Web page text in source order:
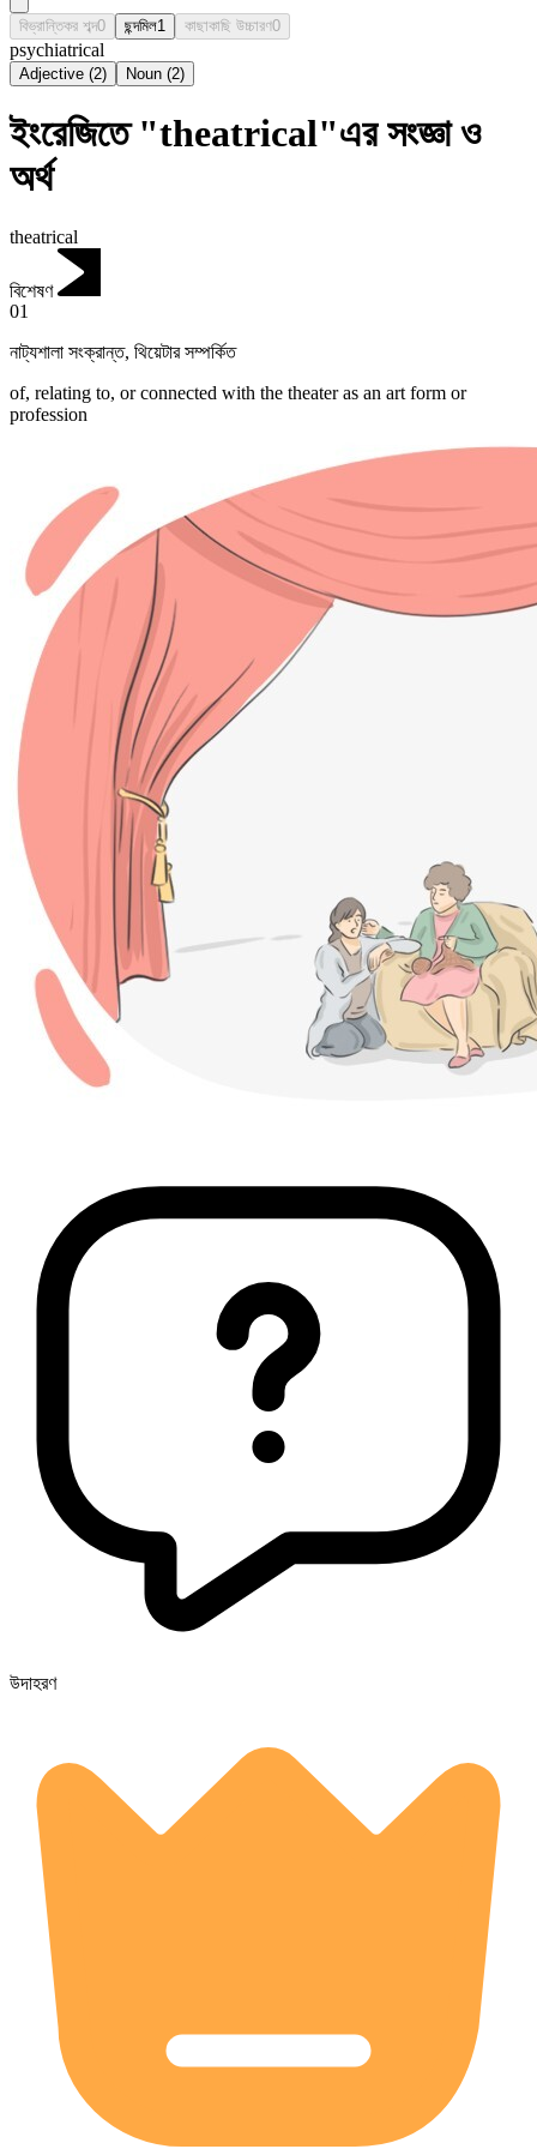
বিভ্রান্তিকর শব্দ0 ছন্দমিল1 কাছাকাছি উচ্চারণ0
psychiatrical
Adjective (2) Noun (2)
ইংরেজিতে "theatrical"এর সংজ্ঞা ও
অর্থ
theatrical
বিশেষণ
01
নাট্যশালা সংক্রান্ত, থিয়েটার সম্পর্কিত
of, relating to, or connected with the theater as an art form or
profession
উদাহরণ